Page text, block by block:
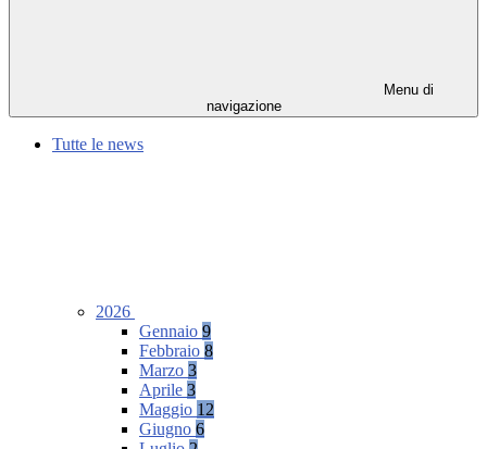
Menu di
navigazione
Tutte le news
2026
Gennaio 9
Febbraio 8
Marzo 3
Aprile 3
Maggio 12
Giugno 6